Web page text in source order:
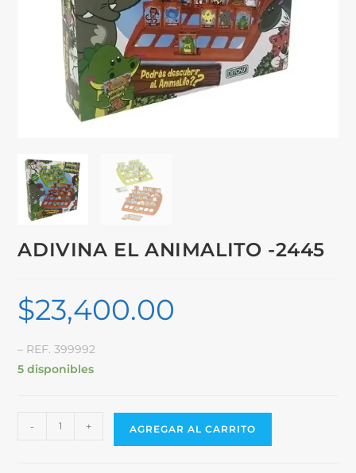
ADIVINA EL ANIMALITO -2445
$23,400.00
– REF. 399992
5 disponibles
- + AGREGAR AL CARRITO